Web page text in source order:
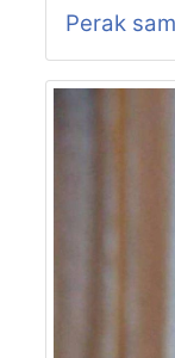
P76-N55
P76-N56
P77-N57
Perak